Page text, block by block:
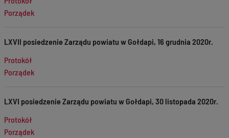
Porządek
LXVII posiedzenie Zarządu powiatu w Gołdapi, 16 grudnia 2020r.
Protokół
Porządek
LXVI posiedzenie Zarządu powiatu w Gołdapi, 30 listopada 2020r.
Protokół
Porządek